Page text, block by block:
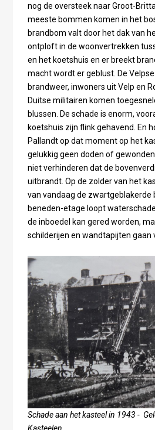
nog de oversteek naar Groot-
meeste bommen komen in het
brandbom valt door het dak van
ontploft in de woonvertrekken
en het koetshuis en er breekt
macht wordt er geblust. De
brandweer, inwoners uit Velp en
Duitse militairen komen
blussen. De schade is enorm,
koetshuis zijn flink gehavend. En
Pallandt op dat moment op het
gelukkig geen doden of
niet verhinderen dat de
uitbrandt. Op de zolder van het
van vandaag de zwartgeblakerde
beneden-etage loopt
de inboedel kan gered worden,
schilderijen en wandtapijten gaan
Schade aan het kasteel in 1943 -